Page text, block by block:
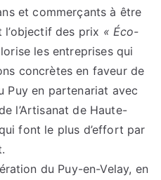
et commerçants à être
l’objectif des prix « Éco-
les entreprises qui
concrètes en faveur de
Puy en partenariat avec
l’Artisanat de Haute-
font le plus d’effort par
du Puy-en-Velay, en